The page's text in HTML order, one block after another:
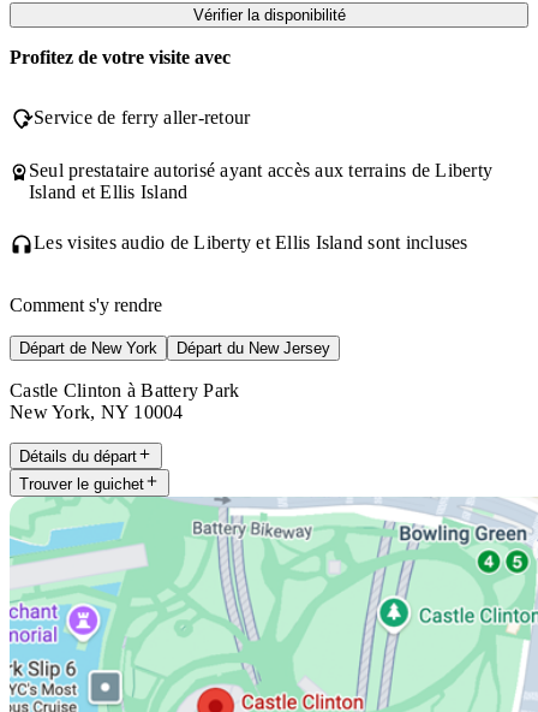
Vérifier la disponibilité
Profitez de votre visite avec
Service de ferry aller-retour
Seul prestataire autorisé ayant accès aux terrains de Liberty
Island et Ellis Island
Les visites audio de Liberty et Ellis Island sont incluses
Comment s'y rendre
Départ de New York Départ du New Jersey
Castle Clinton à Battery Park
New York, NY 10004
Détails du départ
Trouver le guichet